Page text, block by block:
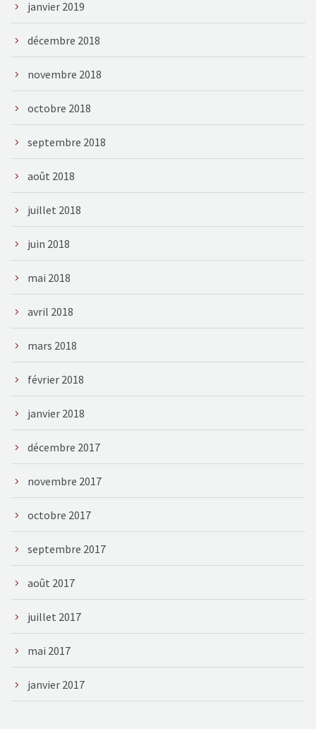
janvier 2019
décembre 2018
novembre 2018
octobre 2018
septembre 2018
août 2018
juillet 2018
juin 2018
mai 2018
avril 2018
mars 2018
février 2018
janvier 2018
décembre 2017
novembre 2017
octobre 2017
septembre 2017
août 2017
juillet 2017
mai 2017
janvier 2017